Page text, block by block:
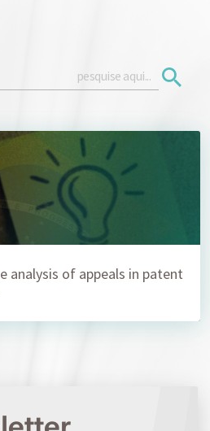
analysis of appeals in patent